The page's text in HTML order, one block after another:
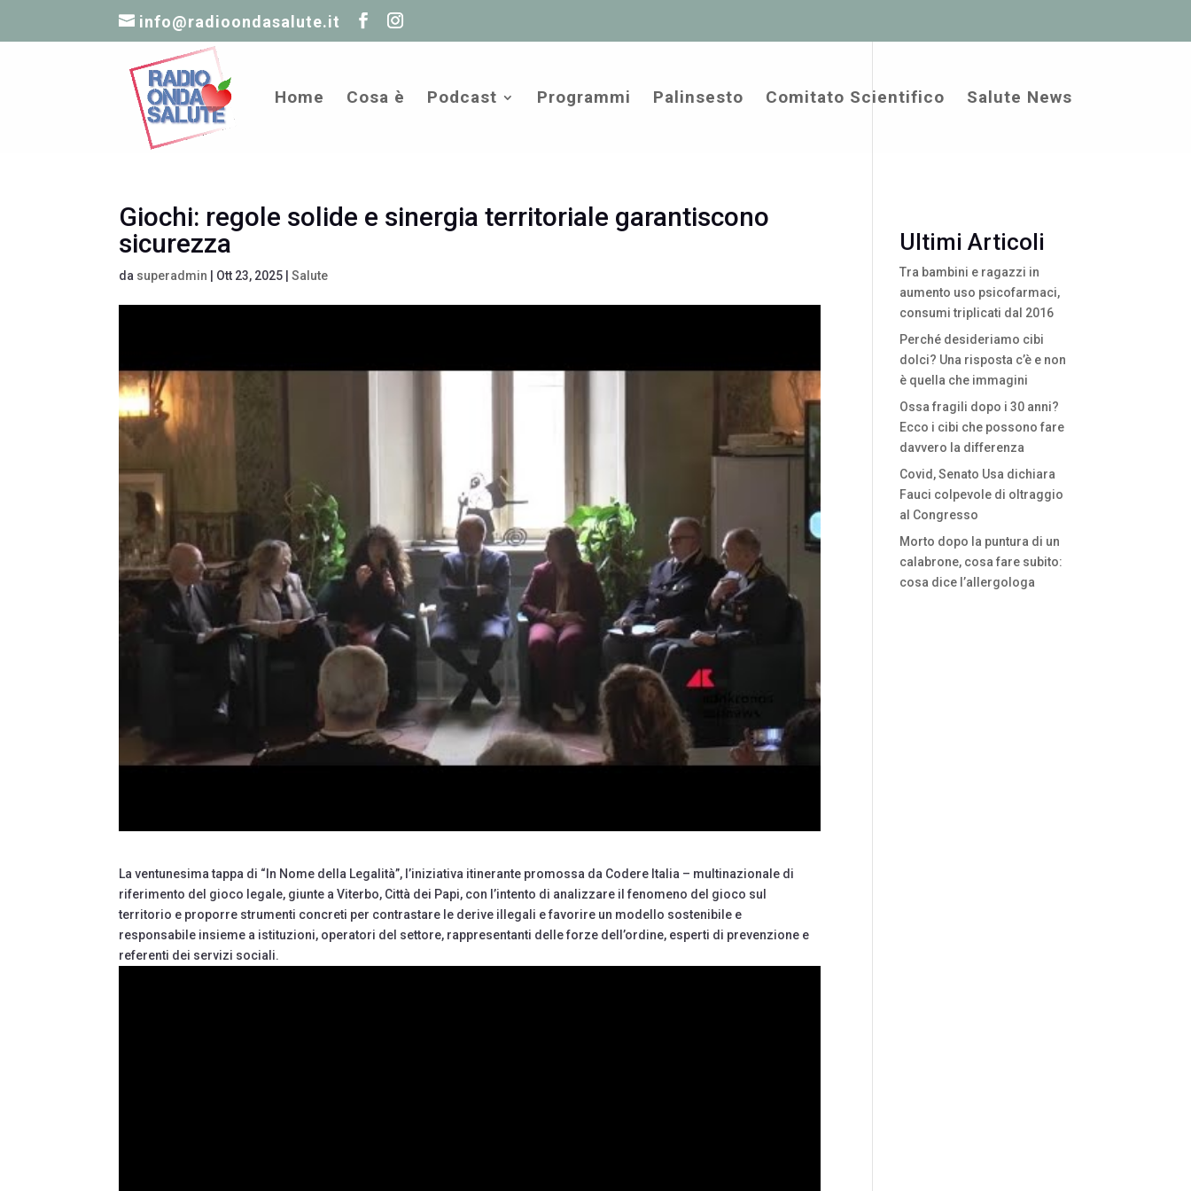
info@radioondasalute.it
Home Cosa è Podcast Programmi Palinsesto Comitato Scientifico Salute News
Giochi: regole solide e sinergia territoriale garantiscono
sicurezza
da superadmin Ott 23, 2025 |Salute
La ventunesima tappa di “In Nome della Legalità”, l’iniziativa itinerante promossa da Codere Italia – multinazionale di
riferimento del gioco legale, giunte a Viterbo, Città dei Papi, con l’intento di analizzare il fenomeno del gioco sul
territorio e proporre strumenti concreti per contrastare le derive illegali e favorire un modello sostenibile e
responsabile insieme a istituzioni, operatori del settore, rappresentanti delle forze dell’ordine, esperti di prevenzione e
referenti dei servizi sociali.
Ultimi Articoli
Tra bambini e ragazzi in
aumento uso psicofarmaci,
consumi triplicati dal 2016
Perché desideriamo cibi
dolci? Una risposta c’è e non
è quella che immagini
Ossa fragili dopo i 30 anni?
Ecco i cibi che possono fare
davvero la differenza
Covid, Senato Usa dichiara
Fauci colpevole di oltraggio
al Congresso
Morto dopo la puntura di un
calabrone, cosa fare subito:
cosa dice l’allergologa